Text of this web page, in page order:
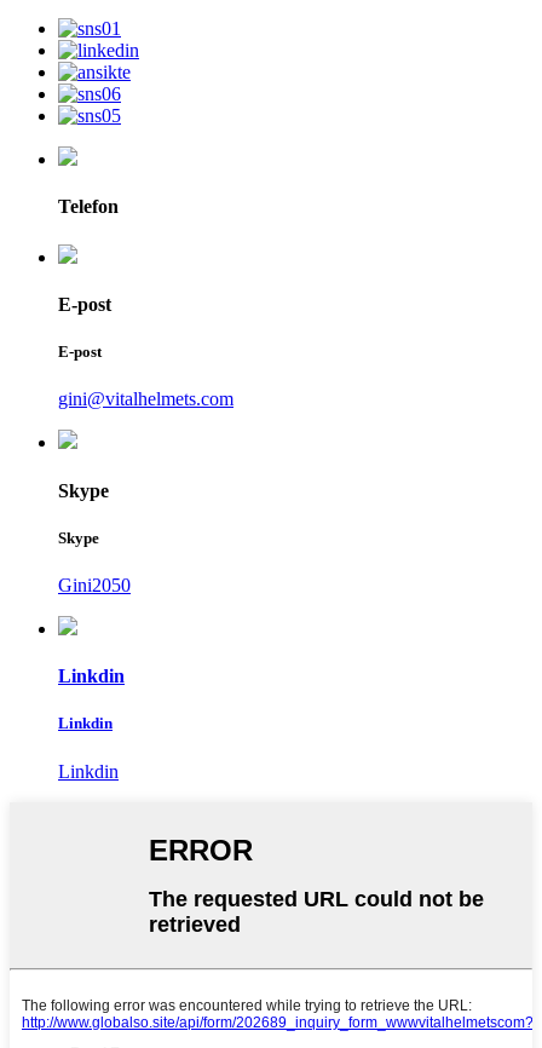
Telefon
E-post
E-post
gini@vitalhelmets.com
Skype
Skype
Gini2050
Linkdin
Linkdin
Linkdin